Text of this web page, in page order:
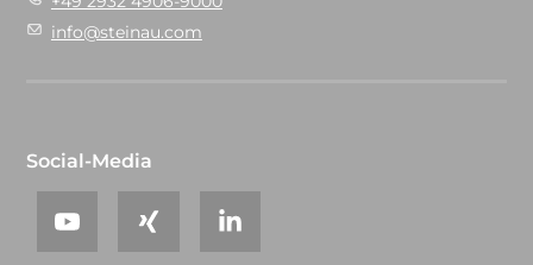
info@steinau.com
Social-Media